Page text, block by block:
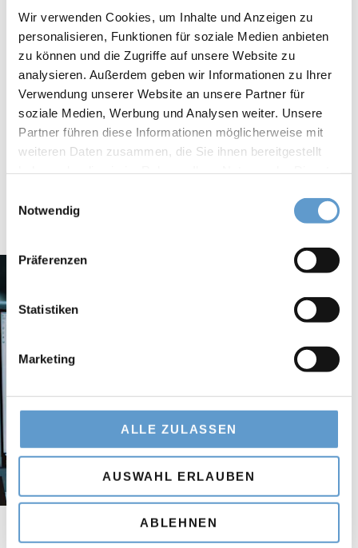
Wir verwenden Cookies, um Inhalte und Anzeigen zu
personalisieren, Funktionen für soziale Medien anbieten
zu können und die Zugriffe auf unsere Website zu
analysieren. Außerdem geben wir Informationen zu Ihrer
Verwendung unserer Website an unsere Partner für
soziale Medien, Werbung und Analysen weiter. Unsere
Partner führen diese Informationen möglicherweise mit
weiteren Daten zusammen, die Sie ihnen bereitgestellt
Notwendig
Präferenzen
Statistiken
Marketing
ALLE ZULASSEN
AUSWAHL ERLAUBEN
ABLEHNEN
Düsseldorf
Landmark-Deal vom Allerfeinsten: 126.000 m²
Grundstücksfläche.
Ohne Planung und Organisation geht es
nicht.